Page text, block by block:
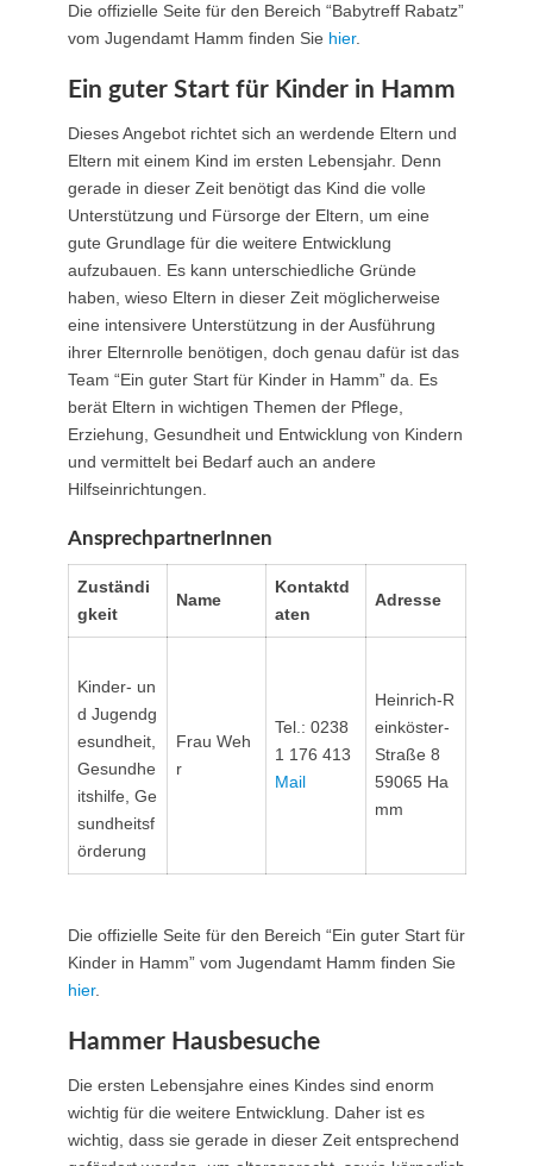
Die offizielle Seite für den Bereich “Babytreff Rabatz”
vom Jugendamt Hamm finden Sie hier.
Ein guter Start für Kinder in Hamm
Dieses Angebot richtet sich an werdende Eltern und
Eltern mit einem Kind im ersten Lebensjahr. Denn
gerade in dieser Zeit benötigt das Kind die volle
Unterstützung und Fürsorge der Eltern, um eine
gute Grundlage für die weitere Entwicklung
aufzubauen. Es kann unterschiedliche Gründe
haben, wieso Eltern in dieser Zeit möglicherweise
eine intensivere Unterstützung in der Ausführung
ihrer Elternrolle benötigen, doch genau dafür ist das
Team “Ein guter Start für Kinder in Hamm” da. Es
berät Eltern in wichtigen Themen der Pflege,
Erziehung, Gesundheit und Entwicklung von Kindern
und vermittelt bei Bedarf auch an andere
Hilfseinrichtungen.
AnsprechpartnerInnen
Zuständi
gkeit
Name
Kontaktd
aten
Adresse
Kinder- un
d Jugendg
esundheit,
Gesundhe
itshilfe, Ge
sundheitsf
örderung
Frau Weh
r
Tel.: 0238
1 176 413
Mail
Heinrich-R
einköster-
Straße 8
59065 Ha
mm
Die offizielle Seite für den Bereich “Ein guter Start für
Kinder in Hamm” vom Jugendamt Hamm finden Sie
hier.
Hammer Hausbesuche
Die ersten Lebensjahre eines Kindes sind enorm
wichtig für die weitere Entwicklung. Daher ist es
wichtig, dass sie gerade in dieser Zeit entsprechend